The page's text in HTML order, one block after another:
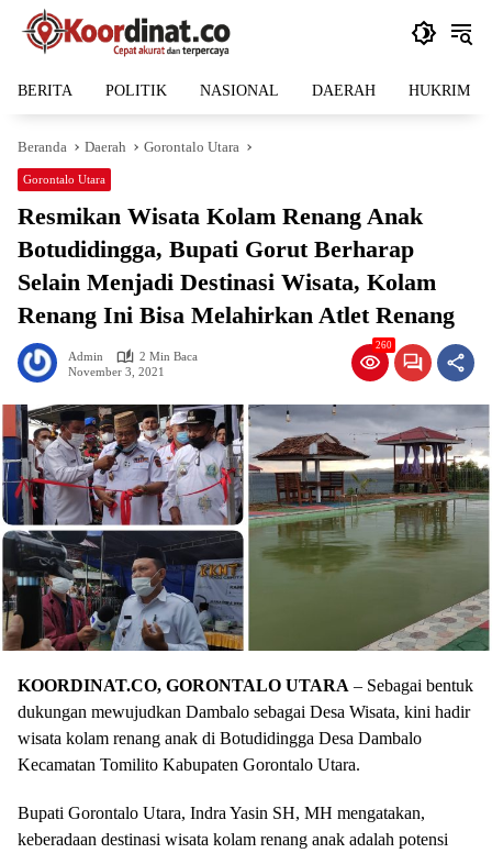
Langsung
BERITA POLITIK NASIONAL DAERAH HUKRIM
Beranda Daerah Gorontalo Utara
Gorontalo Utara
Resmikan Wisata Kolam Renang Anak
Botudidingga, Bupati Gorut Berharap
Selain Menjadi Destinasi Wisata, Kolam
Renang Ini Bisa Melahirkan Atlet Renang
Admin
2 Min Baca
November 3, 2021
260
KOORDINAT.CO, GORONTALO UTARA – Sebagai bentuk
dukungan mewujudkan Dambalo sebagai Desa Wisata, kini hadir
wisata kolam renang anak di Botudidingga Desa Dambalo
Kecamatan Tomilito Kabupaten Gorontalo Utara.
Bupati Gorontalo Utara, Indra Yasin SH, MH mengatakan,
keberadaan destinasi wisata kolam renang anak adalah potensi